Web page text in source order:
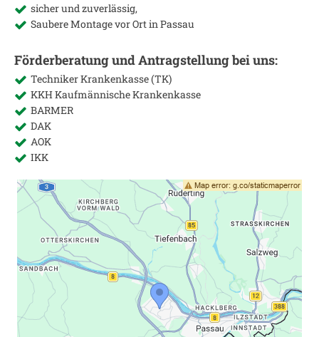
sicher und zuverlässig,
Saubere Montage vor Ort inPassau
Förderberatung und Antragstellung bei uns:
Techniker Krankenkasse (TK)
KKH Kaufmännische Krankenkasse
BARMER
DAK
AOK
IKK